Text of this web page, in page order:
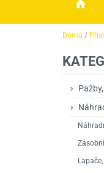
Domů /